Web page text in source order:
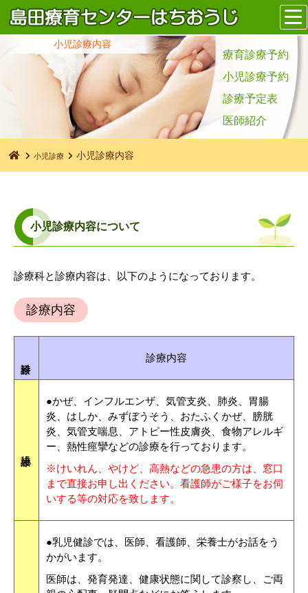
療育診療予約
小児診療予約
診療予定表
医師紹介
小児診療内容
小児診療 小児診療内容
小児診療内容について
診療科と診療内容は、以下のようになっております。
診療内容
診療内容
●かぜ、インフルエンザ、気管支炎、肺炎、胃腸
炎、はしか、みずぼうそう、おたふくかぜ、膀胱
炎、気管支喘息、アトピー性皮膚炎、食物アレルギ
ー、熱性痙攣などの診療を行っております。
※けいれん、やけど、高熱などの急患の方は、窓口
まで直接お申し出ください。看護師がご様子をお伺
いする等の対応を致します。
●乳児健診では、医師、看護師、栄養士がお話をう
かがいます。
医師は、発育発達、健康状態に関して診察し、ご両